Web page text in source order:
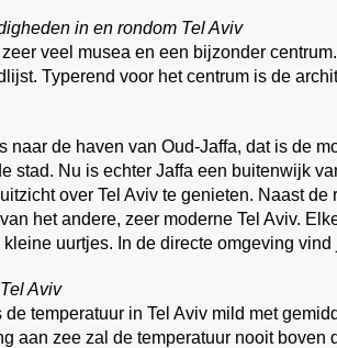
in en rondom Tel Aviv
veel musea en een bijzonder
Typerend voor het centrum is de
naar de haven van Oud-Jaffa, dat is de
stad. Nu is echter Jaffa een buitenwijk
over Tel Aviv te genieten. Naast
het andere, zeer moderne Tel Aviv.
kleine uurtjes. In de directe omgeving
Aviv
de temperatuur in Tel Aviv mild met
aan zee zal de temperatuur nooit